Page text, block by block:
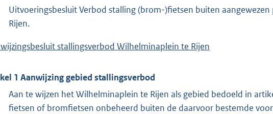
Uitvoeringsbesluit Verbod stalling (brom-)fietsen buiten
Rijen.
stallingsverbod Wilhelminaplein te Rijen
1 Aanwijzing gebied stallingsverbod
Aan te wijzen het Wilhelminaplein te Rijen als gebied bedoeld in
fietsen of bromfietsen onbeheerd buiten de daarvoor bestemde